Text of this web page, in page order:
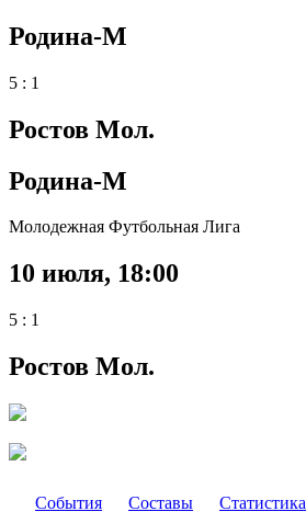
Родина-М
5 : 1
Ростов Мол.
Родина-М
Молодежная Футбольная Лига
10 июля, 18:00
5 : 1
Ростов Мол.
События Составы Статистика